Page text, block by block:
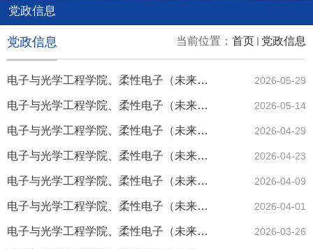
党政信息
当前位置： 首页 党政信息
党政信息
电子与光学工程学院、柔性电子（未来技术）学院党政联席会会议信... 2026-05-29
电子与光学工程学院、柔性电子（未来技术）学院党政联席会会议信... 2026-05-14
电子与光学工程学院、柔性电子（未来技术）学院党政联席会会议信... 2026-04-29
电子与光学工程学院、柔性电子（未来技术）学院党政联席会会议信... 2026-04-23
电子与光学工程学院、柔性电子（未来技术）学院党政联席会会议信... 2026-04-09
电子与光学工程学院、柔性电子（未来技术）学院党政联席会会议信... 2026-04-01
电子与光学工程学院、柔性电子（未来技术）学院党政联席会会议信... 2026-03-26